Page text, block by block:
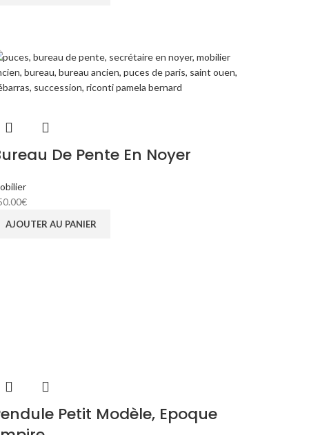
De Pente En Noyer
€
AJOUTER AU PANIER
Petit Modèle, Epoque